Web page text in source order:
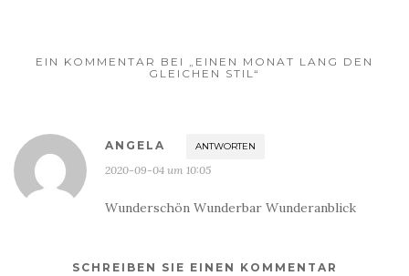
EIN KOMMENTAR BEI „EINEN MONAT LANG DEN
GLEICHEN STIL“
ANGELA ANTWORTEN
2020-09-04 um 10:05
Wunderschön Wunderbar Wunderanblick
SCHREIBEN SIE EINEN KOMMENTAR